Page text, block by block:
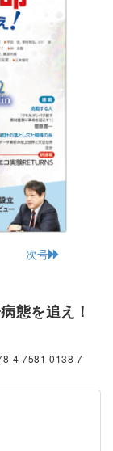
次号
態を追え！
4-7581-0138-7